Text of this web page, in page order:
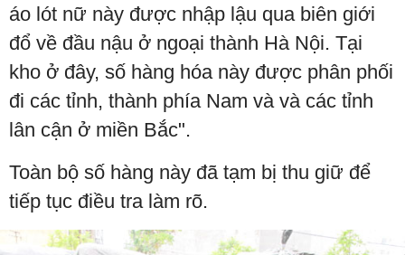
áo lót nữ này được nhập lậu qua biên giới
đổ về đầu nậu ở ngoại thành Hà Nội. Tại
kho ở đây, số hàng hóa này được phân phối
đi các tỉnh, thành phía Nam và và các tỉnh
lân cận ở miền Bắc".
Toàn bộ số hàng này đã tạm bị thu giữ để
tiếp tục điều tra làm rõ.